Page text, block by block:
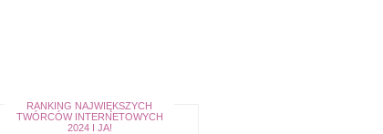
RANKING NAJWIĘKSZYCH
TWÓRCÓW INTERNETOWYCH
2024 I JA!